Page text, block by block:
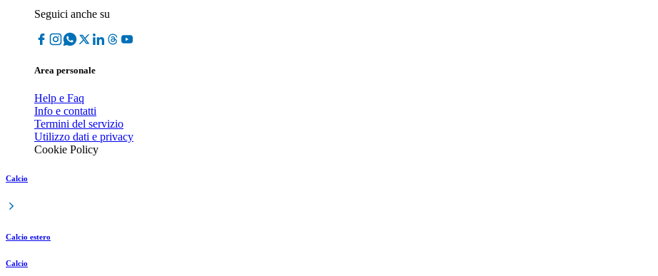
Seguici anche su
Area personale
Help e Faq
Info e contatti
Termini del servizio
Utilizzo dati e privacy
Cookie Policy
Calcio
Calcio estero
Calcio